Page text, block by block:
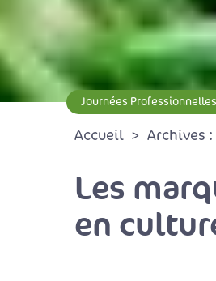
Journées
Accueil Archives
Les
en